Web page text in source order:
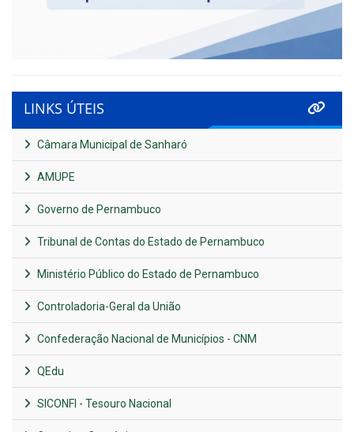
LINKS ÚTEIS
Câmara Municipal de Sanharó
AMUPE
Governo de Pernambuco
Tribunal de Contas do Estado de Pernambuco
Ministério Público do Estado de Pernambuco
Controladoria-Geral da União
Confederação Nacional de Municípios - CNM
QEdu
SICONFI - Tesouro Nacional